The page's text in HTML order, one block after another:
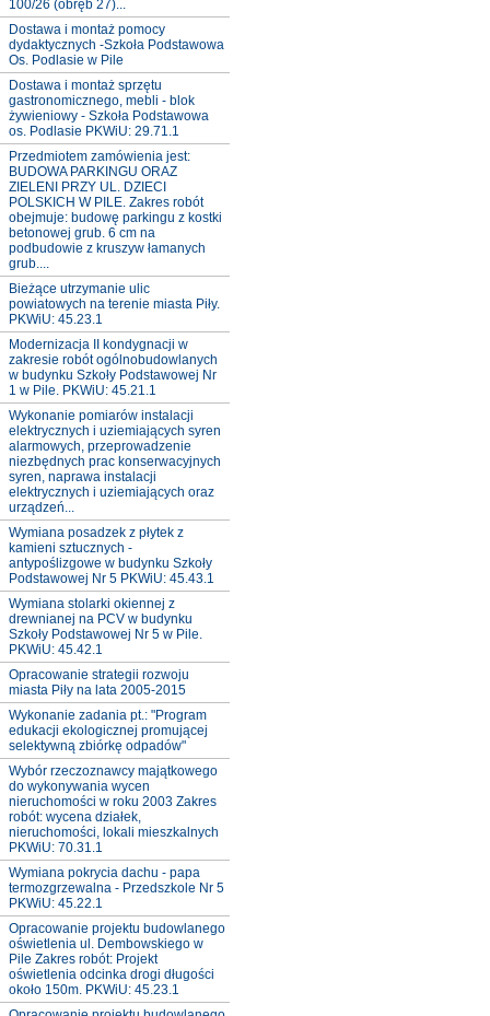
100/26 (obręb 27)...
Dostawa i montaż pomocy
dydaktycznych -Szkoła Podstawowa
Os. Podlasie w Pile
Dostawa i montaż sprzętu
gastronomicznego, mebli - blok
żywieniowy - Szkoła Podstawowa
os. Podlasie PKWiU: 29.71.1
Przedmiotem zamówienia jest:
BUDOWA PARKINGU ORAZ
ZIELENI PRZY UL. DZIECI
POLSKICH W PILE. Zakres robót
obejmuje: budowę parkingu z kostki
betonowej grub. 6 cm na
podbudowie z kruszyw łamanych
grub....
Bieżące utrzymanie ulic
powiatowych na terenie miasta Piły.
PKWiU: 45.23.1
Modernizacja II kondygnacji w
zakresie robót ogólnobudowlanych
w budynku Szkoły Podstawowej Nr
1 w Pile. PKWiU: 45.21.1
Wykonanie pomiarów instalacji
elektrycznych i uziemiających syren
alarmowych, przeprowadzenie
niezbędnych prac konserwacyjnych
syren, naprawa instalacji
elektrycznych i uziemiających oraz
urządzeń...
Wymiana posadzek z płytek z
kamieni sztucznych -
antypoślizgowe w budynku Szkoły
Podstawowej Nr 5 PKWiU: 45.43.1
Wymiana stolarki okiennej z
drewnianej na PCV w budynku
Szkoły Podstawowej Nr 5 w Pile.
PKWiU: 45.42.1
Opracowanie strategii rozwoju
miasta Piły na lata 2005-2015
Wykonanie zadania pt.: "Program
edukacji ekologicznej promującej
selektywną zbiórkę odpadów"
Wybór rzeczoznawcy majątkowego
do wykonywania wycen
nieruchomości w roku 2003 Zakres
robót: wycena działek,
nieruchomości, lokali mieszkalnych
PKWiU: 70.31.1
Wymiana pokrycia dachu - papa
termozgrzewalna - Przedszkole Nr 5
PKWiU: 45.22.1
Opracowanie projektu budowlanego
oświetlenia ul. Dembowskiego w
Pile Zakres robót: Projekt
oświetlenia odcinka drogi długości
około 150m. PKWiU: 45.23.1